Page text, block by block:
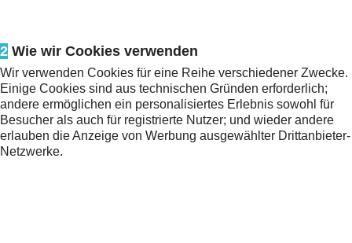
2 Wie wir Cookies verwenden
Wir verwenden Cookies für eine Reihe verschiedener Zwecke.
Einige Cookies sind aus technischen Gründen erforderlich;
andere ermöglichen ein personalisiertes Erlebnis sowohl für
Besucher als auch für registrierte Nutzer; und wieder andere
erlauben die Anzeige von Werbung ausgewählter Drittanbieter-
Netzwerke.